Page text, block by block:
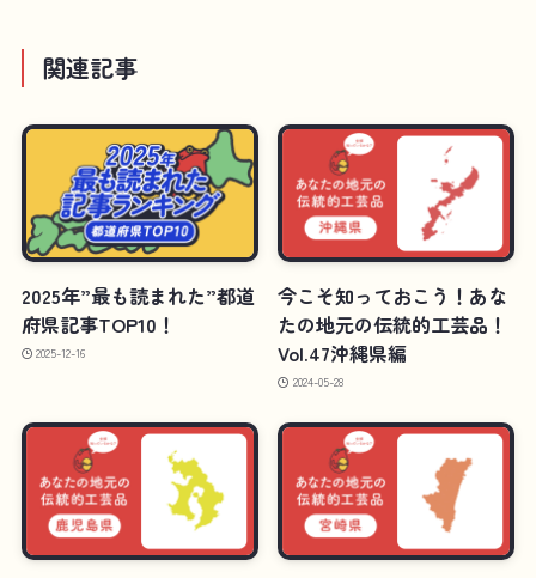
関連記事
2025年”最も読まれた”都道
府県記事TOP10！
2025-12-16
今こそ知っておこう！あな
たの地元の伝統的工芸品！
Vol.47沖縄県編
2024-05-28